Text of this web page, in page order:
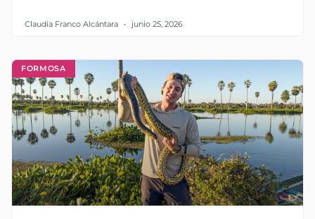
Claudia Franco Alcántara junio 25, 2026
FORMOSA